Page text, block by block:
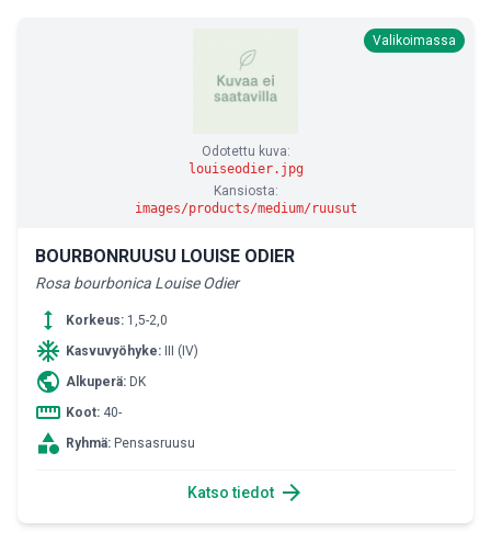
Odotettu kuva:
louiseodier.jpg
Kansiosta:
images/products/medium/ruusut
Valikoimassa
BOURBONRUUSU LOUISE ODIER
Rosa bourbonica Louise Odier
height Korkeus: 1,5-2,0
ac_unit Kasvuvyöhyke: III (IV)
public Alkuperä: DK
straighten Koot: 40-
category Ryhmä: Pensasruusu
Katso tiedot arrow_forward